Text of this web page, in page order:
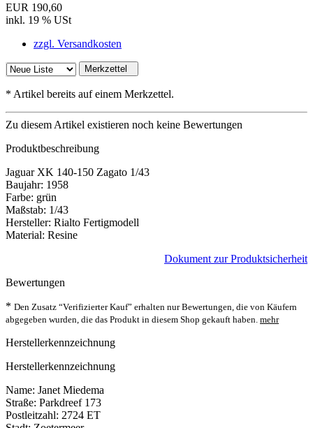
EUR 190,60
inkl. 19 % USt
zzgl. Versandkosten
Merkzettel
* Artikel bereits auf einem Merkzettel.
Zu diesem Artikel existieren noch keine Bewertungen
Produktbeschreibung
Jaguar XK 140-150 Zagato 1/43
Baujahr: 1958
Farbe: grün
Maßstab: 1/43
Hersteller: Rialto Fertigmodell
Material: Resine
Dokument zur Produktsicherheit
Bewertungen
* Den Zusatz “Verifizierter Kauf” erhalten nur Bewertungen, die von Käufern
abgegeben wurden, die das Produkt in diesem Shop gekauft haben. mehr
Herstellerkennzeichnung
Herstellerkennzeichnung
Name: Janet Miedema
Straße: Parkdreef 173
Postleitzahl: 2724 ET